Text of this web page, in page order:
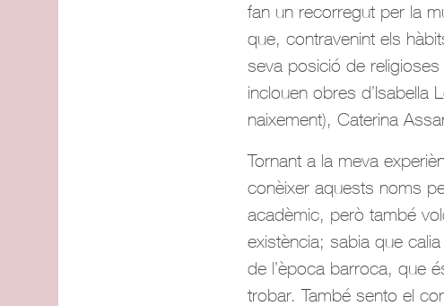
fan un recorregut per la
que, contravenint els
seva posició de
inclouen obres
naixement), Caterina
Tornant a la meva
conèixer aquests noms
acadèmic, però també
existència; sabia que
de l’època barroca, que
trobar. També sento el